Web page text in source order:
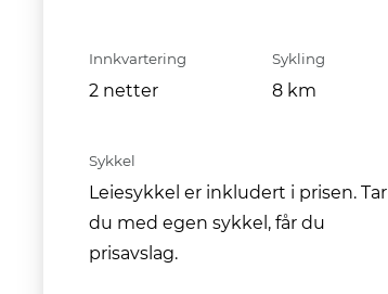
Innkvartering
2 netter
Sykling
8 km
Sykkel
Leiesykkel er inkludert i prisen. Tar
du med egen sykkel, får du
prisavslag.